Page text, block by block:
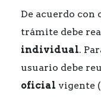
De acuerdo con
trámite debe
individual.
usuario debe
oficial vigente